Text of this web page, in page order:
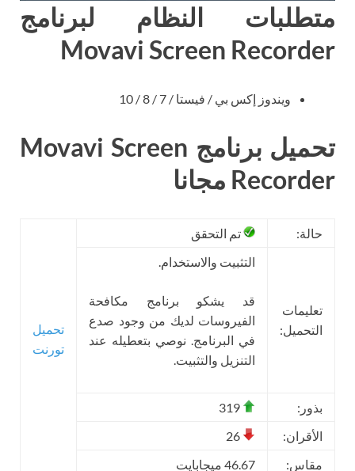
متطلبات النظام لبرنامج
Movavi Screen Recorder
ويندوز إكس بي / فيستا / 7 / 8 / 10
تحميل برنامج Movavi Screen
Recorder مجانا
حالة: تم التحقق
تحميل
تورنت
تعليمات
التحميل:
التثبيت والاستخدام.
قد يشكو برنامج مكافحة
الفيروسات لديك من وجود صدع
في البرنامج. نوصي بتعطيله عند
التنزيل والتثبيت.
بذور:
الأقران:
مقاس:
46.67 ميجابايت